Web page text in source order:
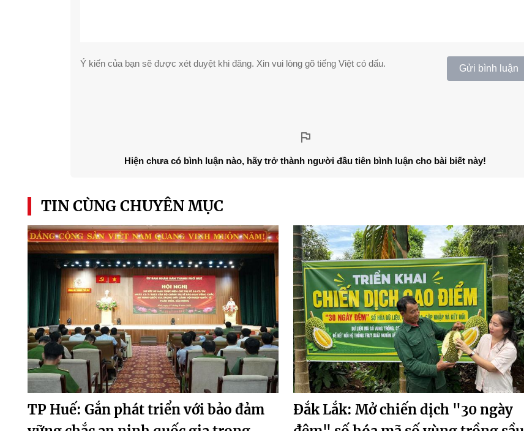
Ý kiến của bạn sẽ được xét duyệt khi đăng. Xin vui lòng gõ tiếng Việt có dấu. Gửi bình luận
Hiện chưa có bình luận nào, hãy trở thành người đầu tiên bình luận cho bài biết này!
TIN CÙNG CHUYÊN MỤC
TP Huế: Gắn phát triển với bảo đảm
Đắk Lắk: Mở chiến dịch "30 ngày